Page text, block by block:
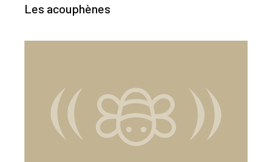
Les acouphènes